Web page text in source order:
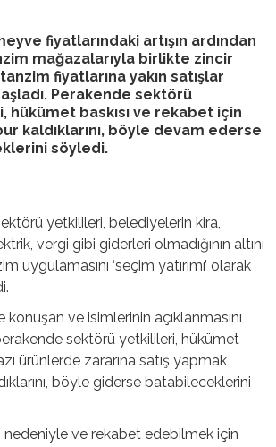
fiyatlarındaki artışın ardından
mağazalarıyla birlikte zincir
fiyatlarına yakın satışlar
Perakende sektörü
hükümet baskısı ve rekabet için
kaldıklarını, böyle devam ederse
söyledi.
yetkilileri, belediyelerin kira,
vergi gibi giderleri olmadığının altını
uygulamasını ‘seçim yatırımı’ olarak
konuşan ve isimlerinin açıklanmasını
sektörü yetkilileri, hükümet
ürünlerde zararına satış yapmak
böyle giderse batabileceklerini
nedeniyle ve rekabet edebilmek için